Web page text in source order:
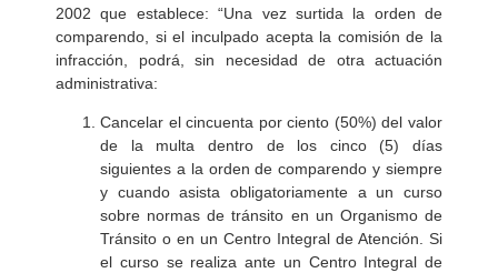
2002 que establece: “Una vez surtida la orden de
comparendo, si el inculpado acepta la comisión de la
infracción, podrá, sin necesidad de otra actuación
administrativa:
Cancelar el cincuenta por ciento (50%) del valor
de la multa dentro de los cinco (5) días
siguientes a la orden de comparendo y siempre
y cuando asista obligatoriamente a un curso
sobre normas de tránsito en un Organismo de
Tránsito o en un Centro Integral de Atención. Si
el curso se realiza ante un Centro Integral de